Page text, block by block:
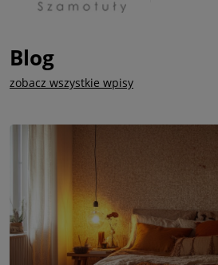
Blog
zobacz wszystkie wpisy